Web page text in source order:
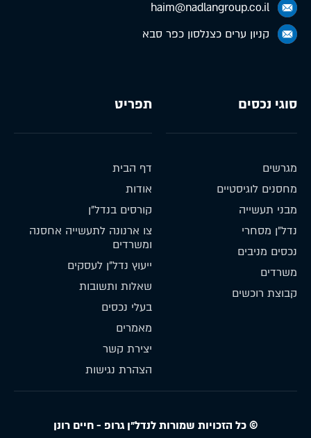
תפריט
דף הבית
אודות
קורסים בנדל״ן
צו ארנונה לתעשייה אחסנה
ומשרדים
ייעוץ נדל״ן לעסקים
שאלות ותשובות
בעלי נכסים
מאמרים
יצירת קשר
הצהרת נגישות
סוגי נכסים
מגרשים
מחסנים לוגיסטיים
מבני תעשייה
נדל״ן מסחרי
נכסים מניבים
משרדים
קבוצת רוכשים
haim@nadlangroup.co.il
קניון ערים כצנלסון כפר סבא
© כל הזכויות שמורות לנדל״ן גרופ - חיים רונן